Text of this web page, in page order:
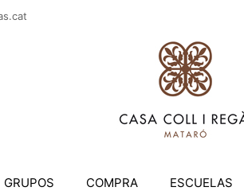
GRUPOS COMPRA ESCUELAS